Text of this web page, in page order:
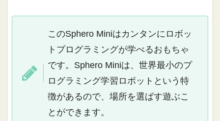
このSphero Miniはカンタンにロボッ
トプログラミングが学べるおもちゃ
です。Sphero Miniは、世界最小のプ
ログラミング学習ロボットという特
徴があるので、場所を選ばす遊ぶこ
とができます。